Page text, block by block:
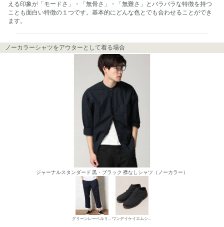
える印象が「モードさ」・「無骨さ」・「無難さ」とバラバラな特徴を持つ
ことも面白い特徴の１つです。基本的にどんな色とでも合わせることができ
ます。
ノーカラーシャツをアウターとして着る場合
ジャーナルスタンダード 黒・ブラック 襟なしシャツ（ノーカラー）
グリーンレーベルリラクシング スラックス ワンデイケイエムシー 短靴・レザーシューズ